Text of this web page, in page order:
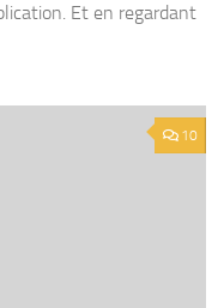
Et en regardant
10